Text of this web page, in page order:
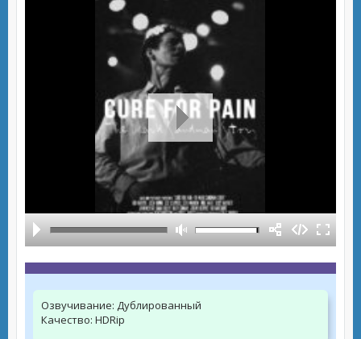
Озвучивание: Дублированный
Качество: HDRip